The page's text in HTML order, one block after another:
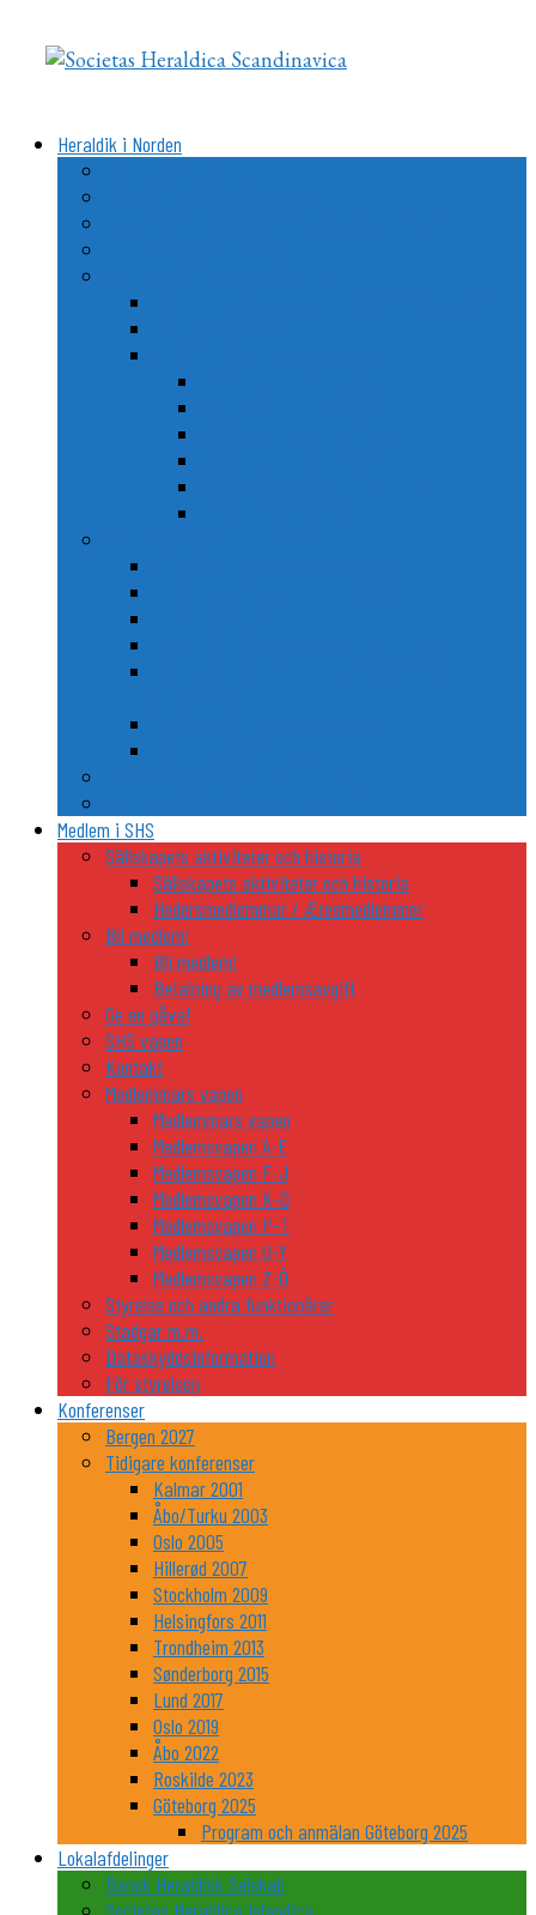
indhold
Heraldik i Norden
Medlem i SHS
Sällskapets aktiviteter och historia
Sällskapets aktiviteter och historia
Hedersmedlemmar / Æresmedlemmer
Bli medlem!
Bli medlem!
Betalning av medlemsavgift
Ge en gåva!
SHS vapen
Kontakt
Medlemmars vapen
Medlemmars vapen
Medlemsvapen A-E
Medlemsvapen F-J
Medlemsvapen K-O
Medlemsvapen P-T
Medlemsvapen U-Y
Medlemsvapen Z-Ö
Styrelse och andra funktionärer
Stadgar m.m.
Dataskyddsinformation
För styrelsen
Konferenser
Bergen 2027
Tidigare konferenser
Kalmar 2001
Åbo/Turku 2003
Oslo 2005
Hillerød 2007
Stockholm 2009
Helsingfors 2011
Trondheim 2013
Sønderborg 2015
Lund 2017
Oslo 2019
Åbo 2022
Roskilde 2023
Göteborg 2025
Program och anmälan Göteborg 2025
Lokalafdelinger
Dansk Heraldisk Selskab